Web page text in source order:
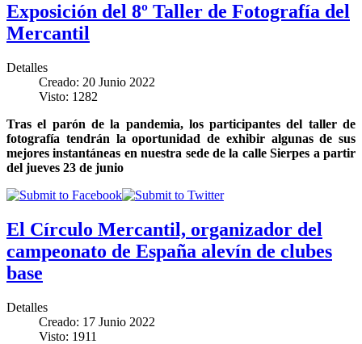
Exposición del 8º Taller de Fotografía del
Mercantil
Detalles
Creado: 20 Junio 2022
Visto: 1282
Tras el parón de la pandemia, los participantes del taller de
fotografía tendrán la oportunidad de exhibir algunas de sus
mejores instantáneas en nuestra sede de la calle Sierpes a partir
del jueves 23 de junio
El Círculo Mercantil, organizador del
campeonato de España alevín de clubes
base
Detalles
Creado: 17 Junio 2022
Visto: 1911